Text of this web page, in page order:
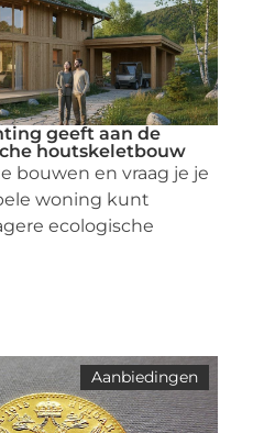
geeft aan de
houtskeletbouw
bouwen en vraag je je
woning kunt
ecologische
Aanbiedingen